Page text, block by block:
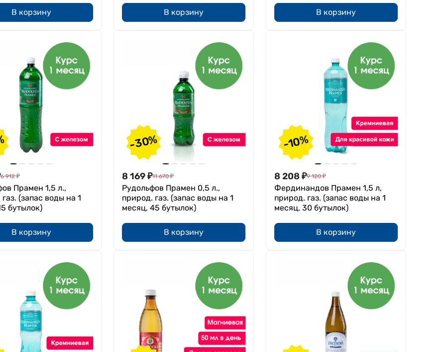
В корзину В корзину В корзину
6 912 ₽
Прамен 1,5 л.,
(запас воды на 1
бутылок)
В корзину
-30%
8 169₽11 670 ₽
Рудольфов Прамен 0,5 л.,
природ. газ. (запас воды на 1
месяц, 45 бутылок)
В корзину
-10%
8 208 ₽9 120 ₽
Фердинандов Прамен 1,5 л,
природ. газ. (запас воды на 1
месяц, 30 бутылок)
В корзину